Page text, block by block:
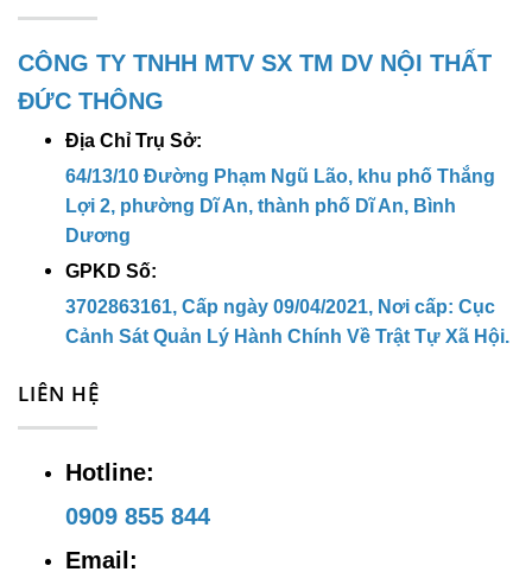
Lợi , KP. Thắng Lợi 1, P. Dĩ An, TP.
Dĩ An, Bình Dương
Hotline:
Email:ducthong2702@gmail.com
Website:
CÔNG TY TNHH MTV SX TM DV NỘI THẤT
ĐỨC THÔNG
Địa Chỉ Trụ Sở:
64/13/10 Đường Phạm Ngũ Lão, khu phố Thắng
Lợi 2, phường Dĩ An, thành phố Dĩ An, Bình
Dương
GPKD Số:
3702863161, Cấp ngày 09/04/2021, Nơi cấp: Cục
Cảnh Sát Quản Lý Hành Chính Về Trật Tự Xã Hội.
LIÊN HỆ
Hotline:
0909 855 844
Email: